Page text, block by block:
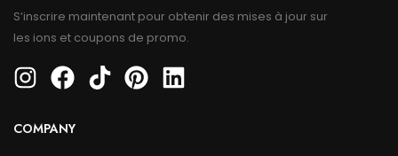
S’inscrire maintenant pour obtenir des mises à jour sur
les ions et coupons de promo.
COMPANY